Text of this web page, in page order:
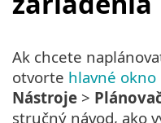
Ak chcete
otvorte hlavné
Nástroje >
stručný návod, ako